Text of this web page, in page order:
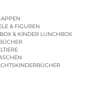
& FIGUREN
& KINDER LUNCHBOX